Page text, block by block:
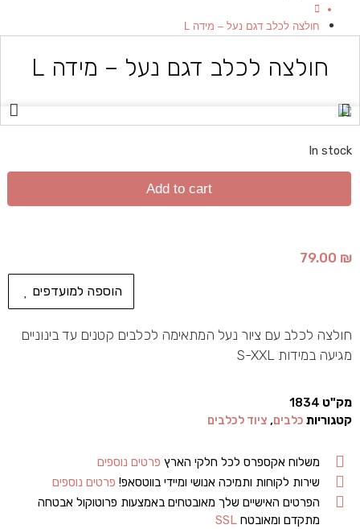
חולצה לכלב דגם נעל – מידה L
חולצה לכלב דגם נעל – מידה L
In stock
Add to cart
79.00 ₪
הוספה למועדפים
חולצה לכלב עם ציור נעל המתאימה לכלבים קטנים עד בינוניים
מגיעה במידות S-XXL
מק"ט 1834
קטגוריות כלבים, ציוד לכלבים
משלוח אקספרס לכל חלקי הארץ פרטים נוספים
שירות לקוחות ותמיכה אנושי ומיידי בווטסאפ! פרטים נוספים
הפרטים האישיים שלך מאובטחים באמצעות פרוטוקול אבטחה
מתקדם ומאובטחSSL